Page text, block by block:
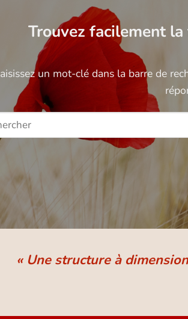
Trouvez facilement
Saisissez un mot-clé dans la barre de
« Une structure à